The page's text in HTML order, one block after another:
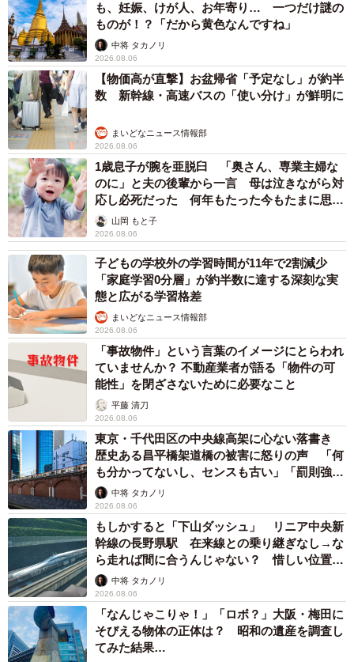
も、妊娠、けが人、お年寄り… 一つだけ謎の
ものが！？「だから黄色なんですね」
中将 タカノリ
2026.08.06
【物価高が直撃】お盆帰省「予定なし」が約半
数 新幹線・高速バスの「使い分け」が鮮明に
まいどなニュース情報部
2026.08.06
1歳息子が腕を亜脱臼 「奥さん、専業主婦な
のに」と夫の後輩から一言 母は泣きながら対
応し必死だった 何年もたった今もたまに思い
出し…山岡 もと子
2026.08.06
子どもの学校外の学習時間が11年で2割減少
「家庭学習0分層」が約半数に達する深刻な実
態と広がる学習格差
まいどなニュース情報部
2026.08.06
「事故物件」という言葉のイメージにとらわれ
ていませんか？ 不動産業者が語る「物件の可
能性」を閉ざさないために必要なこと
平藤 清刀
2026.08.06
東京・千代田区の中央線高架に心ない落書き
歴史ある昌平橋架道橋の被害に怒りの声 「何
も分かってないし、センスも古い」「罰則強化
して」中将 タカノリ
2026.08.06
もしかすると「下山ダッシュ」 リニア中央新
幹線の長野県駅 在来線との乗り継ぎなし→な
ら走れば間に合うんじゃない？ 惜しい位置関
係が反響
中将 タカノリ
2026.08.06
「なんじゃこりゃ！」「ロボ？」大阪・梅田に
そびえる物体の正体は？ 昭和の遺産を調査し
てみた結果…